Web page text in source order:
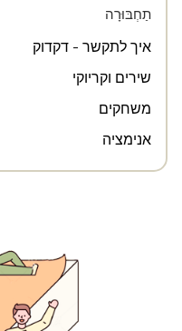
תַחְבּוּרָה
איך לתקשר - דקדוק
שירים וקריוקי
משחקים
אנימציה